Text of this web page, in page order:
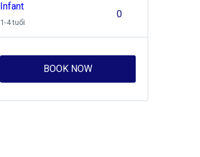
Infant
1-4 tuổi
BOOK NOW